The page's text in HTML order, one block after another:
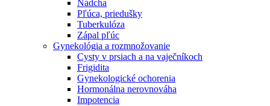
Nádcha
Pľúca, priedušky
Tuberkulóza
Zápal pľúc
Gynekológia a rozmnožovanie
Cysty v prsiach a na vaječníkoch
Frigidita
Gynekologické ochorenia
Hormonálna nerovnováha
Impotencia